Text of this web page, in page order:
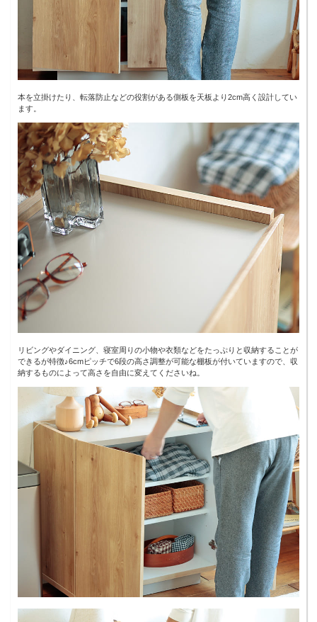
本を立掛けたり、転落防止などの役割がある側板を天板より2cm高く設計してい
ます。
リビングやダイニング、寝室周りの小物や衣類などをたっぷりと収納することが
できるが特徴♪6cmピッチで6段の高さ調整が可能な棚板が付いていますので、収
納するものによって高さを自由に変えてくださいね。